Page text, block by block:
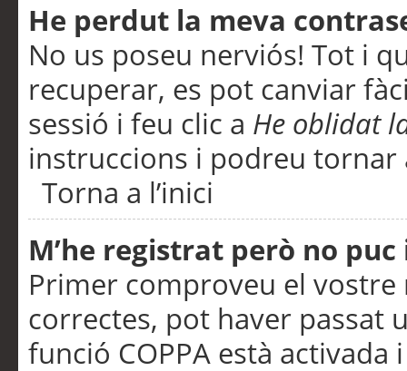
He perdut la meva
No us poseu nerviós! Tot i
recuperar, es pot canviar
sessió i feu clic a He oblidat
instruccions i podreu tornar
Torna a l’inici
M’he registrat però no
Primer comproveu el vostre
correctes, pot haver passat
funció COPPA està